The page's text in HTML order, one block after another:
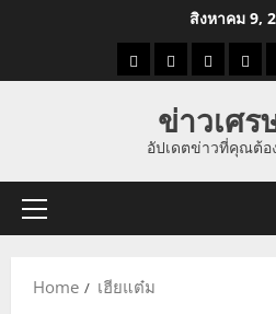
สิงหาคม 9,
ราคาแนว
ราคา
ทอง
ข่าว
นี้
ข่าว
ข่าวเศร
อัปเดตข่าวที่คุณต้อ
Primary
Home เฮียแต๋ม